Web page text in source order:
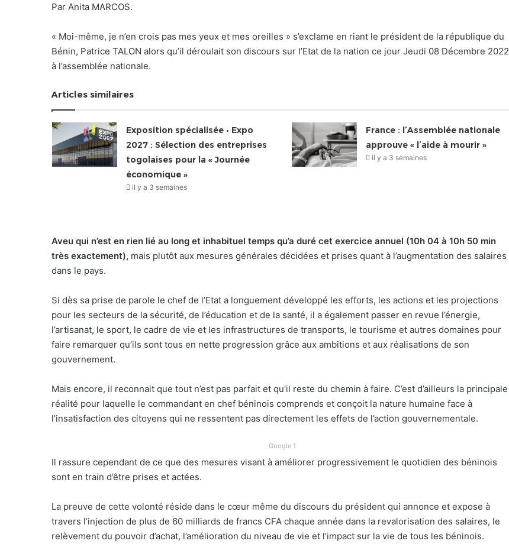
Par Anita MARCOS.
« Moi-même, je n’en crois pas mes yeux et mes oreilles » s’exclame en riant le président de la république du
Bénin, Patrice TALON alors qu’il déroulait son discours sur l’Etat de la nation ce jour Jeudi 08 Décembre 2022
à l’assemblée nationale.
Articles similaires
Exposition spécialisée • Expo
2027 : Sélection des entreprises
togolaises pour la « Journée
économique »
il y a 3 semaines
France : l’Assemblée nationale
approuve « l’aide à mourir »
il y a 3 semaines
Aveu qui n’est en rien lié au long et inhabituel temps qu’a duré cet exercice annuel (10h 04 à 10h 50 min
très exactement), mais plutôt aux mesures générales décidées et prises quant à l’augmentation des salaires
dans le pays.
Si dès sa prise de parole le chef de l’Etat a longuement développé les efforts, les actions et les projections
pour les secteurs de la sécurité, de l’éducation et de la santé, il a également passer en revue l’énergie,
l’artisanat, le sport, le cadre de vie et les infrastructures de transports, le tourisme et autres domaines pour
faire remarquer qu’ils sont tous en nette progression grâce aux ambitions et aux réalisations de son
gouvernement.
Mais encore, il reconnait que tout n’est pas parfait et qu’il reste du chemin à faire. C’est d’ailleurs la principale
réalité pour laquelle le commandant en chef béninois comprends et conçoit la nature humaine face à
l’insatisfaction des citoyens qui ne ressentent pas directement les effets de l’action gouvernementale.
Google 1
Il rassure cependant de ce que des mesures visant à améliorer progressivement le quotidien des béninois
sont en train d’être prises et actées.
La preuve de cette volonté réside dans le cœur même du discours du président qui annonce et expose à
travers l’injection de plus de 60 milliards de francs CFA chaque année dans la revalorisation des salaires, le
relèvement du pouvoir d’achat, l’amélioration du niveau de vie et l’impact sur la vie de tous les béninois.